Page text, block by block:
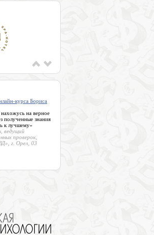
курса Бориса
на верное
полученные знания
к лучшему»
ведущий
проверок,
г. Орел, 03